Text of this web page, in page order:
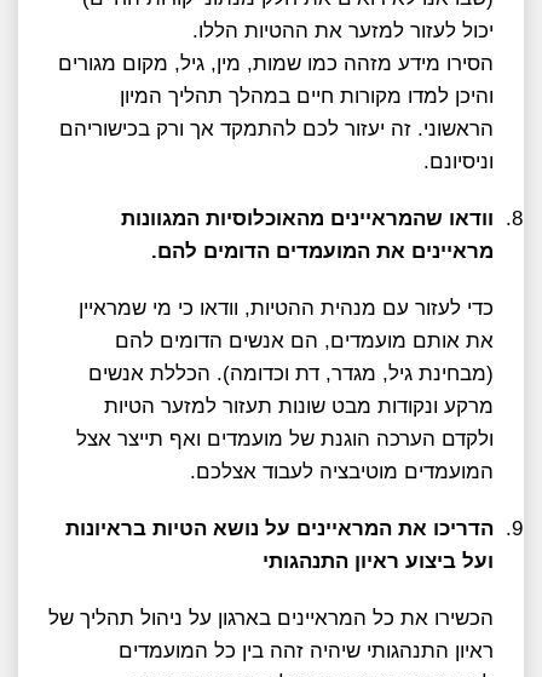
יכול לעזור למזער את ההטיות הללו.
הסירו מידע מזהה כמו שמות, מין, גיל, מקום מגורים
והיכן למדו מקורות חיים במהלך תהליך המיון
הראשוני. זה יעזור לכם להתמקד אך ורק בכישוריהם
וניסיונם.
8.
וודאו שהמראיינים מהאוכלוסיות המגוונות
מראיינים את המועמדים הדומים להם.
כדי לעזור עם מנהית ההטיות, וודאו כי מי שמראיין
את אותם מועמדים, הם אנשים הדומים להם
(מבחינת גיל, מגדר, דת וכדומה). הכללת אנשים
מרקע ונקודות מבט שונות תעזור למזער הטיות
ולקדם הערכה הוגנת של מועמדים ואף תייצר אצל
המועמדים מוטיבציה לעבוד אצלכם.
9.
הדריכו את המראיינים על נושא הטיות בראיונות
ועל ביצוע ראיון התנהגותי
הכשירו את כל המראיינים בארגון על ניהול תהליך של
ראיון התנהגותי שיהיה זהה בין כל המועמדים